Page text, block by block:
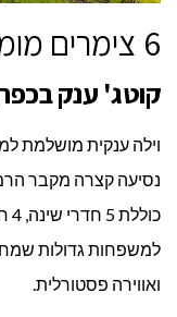
6 צימרים מומלצים למשפחות בצפון
קוטג' ענק
וילה ענקית מושלמת
נסיעה קצרה מקבר
למשפחות גדולות
ואווירה פסטורלית.